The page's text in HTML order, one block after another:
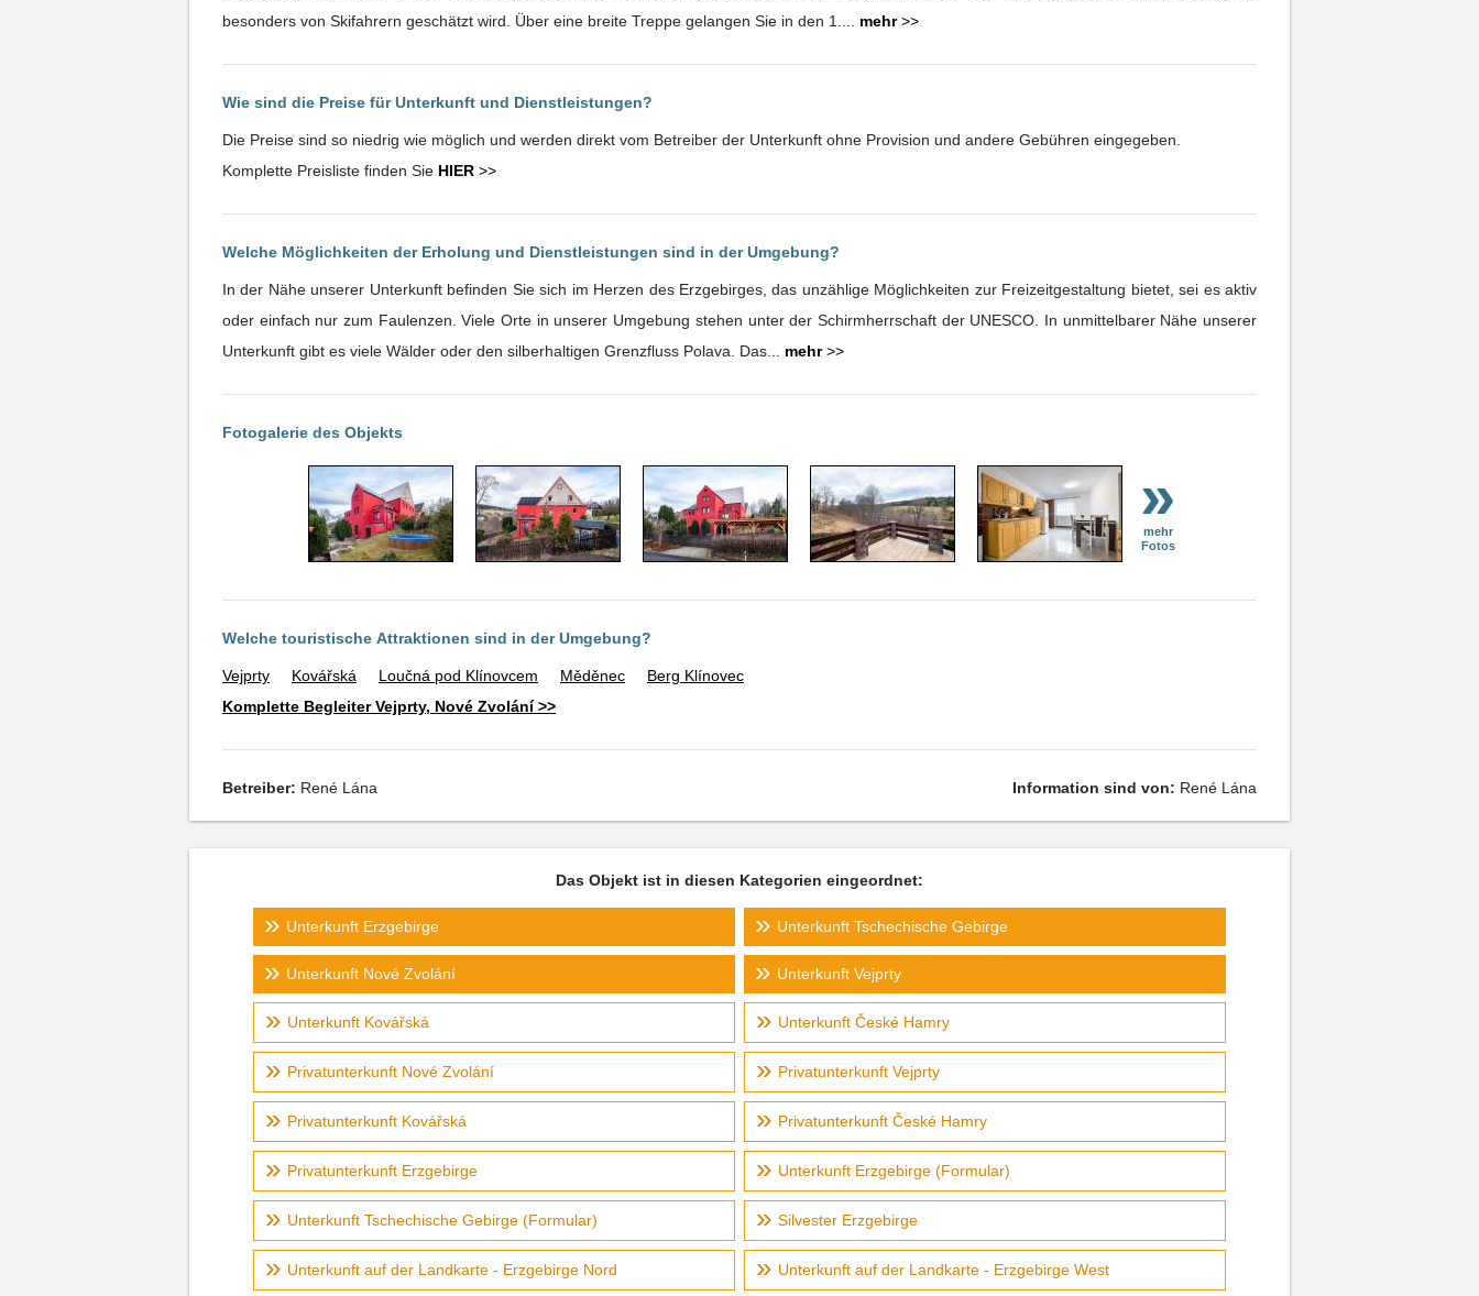
besonders von Skifahrern geschätzt wird. Über eine breite Treppe gelangen Sie in den 1.... mehr>>
Wie sind die Preise für Unterkunft und Dienstleistungen?
Die Preise sind so niedrig wie möglich und werden direkt vom Betreiber der Unterkunft ohne Provision und andere Gebühren eingegeben.
Komplette Preisliste finden Sie HIER >>
Welche Möglichkeiten der Erholung und Dienstleistungen sind in der Umgebung?
In der Nähe unserer Unterkunft befinden Sie sich im Herzen des Erzgebirges, das unzählige Möglichkeiten zur Freizeitgestaltung bietet, sei es aktiv
oder einfach nur zum Faulenzen. Viele Orte in unserer Umgebung stehen unter der Schirmherrschaft der UNESCO. In unmittelbarer Nähe unserer
Unterkunft gibt es viele Wälder oder den silberhaltigen Grenzfluss Polava. Das... mehr>>
Fotogalerie des Objekts
»
mehr
Fotos
Welche touristische Attraktionen sind in der Umgebung?
Vejprty Kovářská Loučná pod Klínovcem Měděnec
Berg Klínovec
Komplette Begleiter Vejprty, Nové Zvolání >>
Betreiber: René Lána Information sind von: René Lána
Das Objekt ist in diesen Kategorien eingeordnet:
Unterkunft Erzgebirge Unterkunft Tschechische Gebirge
Unterkunft Nové Zvolání Unterkunft Vejprty
Unterkunft Kovářská Unterkunft České Hamry
Privatunterkunft Nové Zvolání Privatunterkunft Vejprty
Privatunterkunft Kovářská Privatunterkunft České Hamry
Privatunterkunft Erzgebirge Unterkunft Erzgebirge (Formular)
Unterkunft Tschechische Gebirge (Formular) Silvester Erzgebirge
Unterkunft auf der Landkarte - Erzgebirge Nord Unterkunft auf der Landkarte - Erzgebirge West